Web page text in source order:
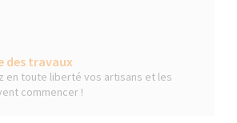
des travaux
en toute liberté vos artisans et les
commencer !